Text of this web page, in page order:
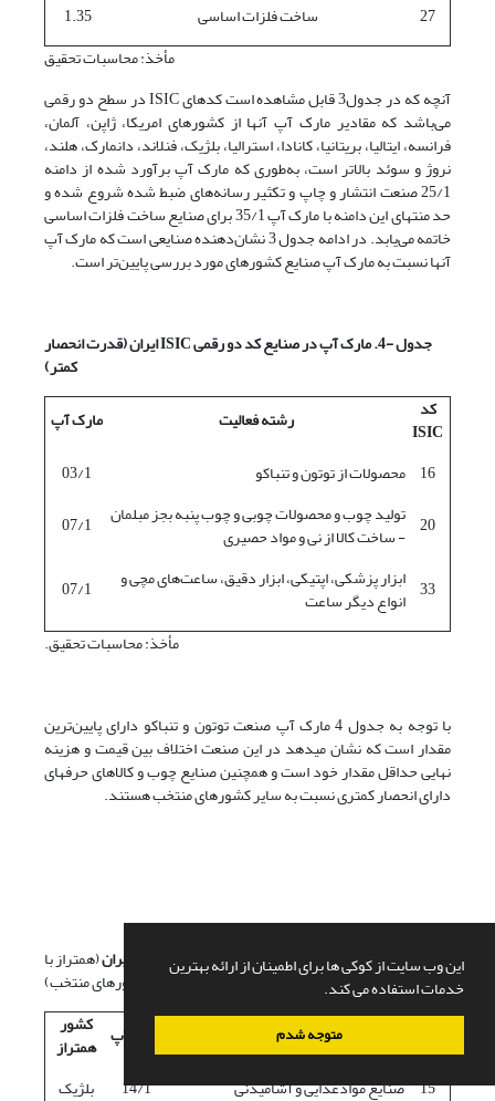
این وب سایت از کوکی ها برای اطمینان از ارائه بهترین
خدمات استفاده می کند.
متوجه شدم
27
ساخت فلزات اساسی
1.35
مأخذ: محاسبات تحقیق
آنچه که در جدول3 قابل مشاهده است کدهای ISIC در سطح دو رقمی
می‌باشد که مقادیر مارک آپ آنها از کشورهای امریکا، ژاپن، آلمان،
فرانسه، ایتالیا، بریتانیا، کانادا، استرالیا، بلژیک، فنلاند، دانمارک، هلند،
نروژ و سوئد بالاتر است، به‌طوری که مارک آپ برآورد شده از دامنه
25/1 صنعت انتشار و چاپ و تکثیر رسانه‌های ضبط شده شروع شده و
حد منتهای این دامنه با مارک آپ 35/1 برای صنایع ساخت فلزات اساسی
خاتمه می‌یابد. در ادامه جدول 3 نشان‌دهنده صنایعی است که مارک آپ
آنها نسبت به مارک آپ صنایع کشورهای مورد بررسی پایین‌تر است.
جدول -4. مارک آپ در صنایع کد دو رقمی ISICایران(قدرت انحصار
کمتر)
کد
ISIC رشته فعالیت
مارک آپ
16 محصولات از توتون و تنباکو
03/1
20 تولید چوب و محصولات چوبی و چوب پنبه بجز مبلمان
- ساخت کالا از نی و مواد حصیری 07/1
33 ابزار پزشکی، اپتیکی، ابزار دقیق، ساعت‌های مچی و
انواع دیگر ساعت
07/1
مأخذ: محاسبات تحقیق.
با توجه به جدول 4 مارک آپ صنعت توتون و تنباکو دارای پایین‌ترین
مقدار است که نشان می­دهد در این صنعت اختلاف بین قیمت و هزینه
نهایی حداقل مقدار خود است و همچنین صنایع چوب و کالاهای حرفه­ای
دارای انحصار کمتری نسبت به سایر کشورهای منتخب هستند.
جدول- 5. مارک آپ در صنایع کد دو رقمی ایران(همتراز با
کشورهای منتخب)
کد
ISIC رشته فعالیت مارک آپ کشور
همتراز
15 صنایع موادغذایی و آشامیدنی 14/1 بلژیک